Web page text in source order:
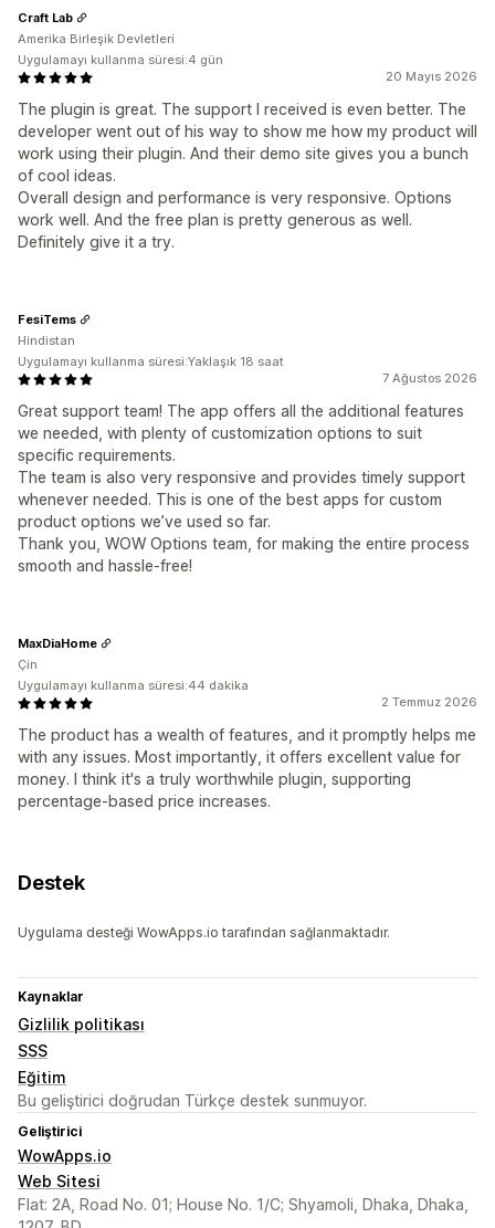
20 Mayıs 2026
The plugin is great. The support I received is even better. The
developer went out of his way to show me how my product will
work using their plugin. And their demo site gives you a bunch
of cool ideas.
Overall design and performance is very responsive. Options
work well. And the free plan is pretty generous as well.
Definitely give it a try.
Craft Lab
Amerika Birleşik Devletleri
Uygulamayı kullanma süresi:4 gün
7 Ağustos 2026
Great support team! The app offers all the additional features
we needed, with plenty of customization options to suit
specific requirements.
The team is also very responsive and provides timely support
whenever needed. This is one of the best apps for custom
product options we’ve used so far.
Thank you, WOW Options team, for making the entire process
smooth and hassle-free!
FesiTems
Hindistan
Uygulamayı kullanma süresi:Yaklaşık 18 saat
2 Temmuz 2026
The product has a wealth of features, and it promptly helps me
with any issues. Most importantly, it offers excellent value for
money. I think it's a truly worthwhile plugin, supporting
percentage-based price increases.
MaxDiaHome
Çin
Uygulamayı kullanma süresi:44 dakika
Destek
Uygulama desteği WowApps.io tarafından sağlanmaktadır.
Kaynaklar
Gizlilik politikası
SSS
Eğitim
Bu geliştirici doğrudan Türkçe destek sunmuyor.
Geliştirici
WowApps.io
Web Sitesi
Flat: 2A, Road No. 01; House No. 1/C; Shyamoli, Dhaka, Dhaka,